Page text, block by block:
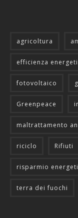
agricoltura
efficienza
fotovoltaico
Greenpeace
maltrattamento
riciclo Rifiuti
risparmio
terra dei fuochi